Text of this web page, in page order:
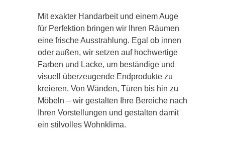
Mit exakter Handarbeit und einem Auge
für Perfektion bringen wir Ihren Räumen
eine frische Ausstrahlung. Egal ob innen
oder außen, wir setzen auf hochwertige
Farben und Lacke, um beständige und
visuell überzeugende Endprodukte zu
kreieren. Von Wänden, Türen bis hin zu
Möbeln – wir gestalten Ihre Bereiche nach
Ihren Vorstellungen und gestalten damit
ein stilvolles Wohnklima.